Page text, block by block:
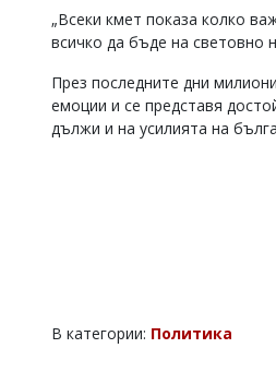
отговорност
обиден
„Всеки кмет показа колко
всичко да бъде на световно
През последните дни
емоции и се представя
дължи и на усилията на
В категории: Политика